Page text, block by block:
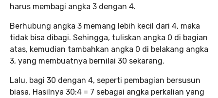
harus membagi angka 3 dengan 4.
Berhubung angka 3 memang lebih kecil dari 4, maka
tidak bisa dibagi. Sehingga, tuliskan angka 0 di bagian
atas, kemudian tambahkan angka 0 di belakang angka
3, yang membuatnya bernilai 30 sekarang.
Lalu, bagi 30 dengan 4, seperti pembagian bersusun
biasa. Hasilnya 30:4 = 7 sebagai angka perkalian yang